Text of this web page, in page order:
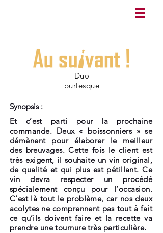
Duo
burlesque
Et c’est parti pour la prochaine
commande. Deux « boissonniers » se
démènent pour élaborer le meilleur
des breuvages. Cette fois le client est
très exigent, il souhaite un vin original,
de qualité et qui plus est pétillant. Ce
vin devra respecter un procédé
spécialement conçu pour l’occasion.
C’est là tout le problème, car nos deux
acolytes ne comprennent pas tout à fait
ce qu’ils doivent faire et la recette va
prendre une tournure très particulière.
Synopsis :